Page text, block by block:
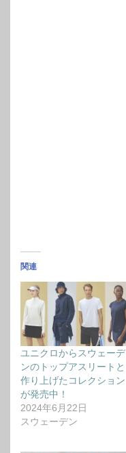
関連
ユニクロからスウェーデ
ンのトップアスリートと
作り上げたコレクション
が発売中！
2024年6月22日
スウェーデン